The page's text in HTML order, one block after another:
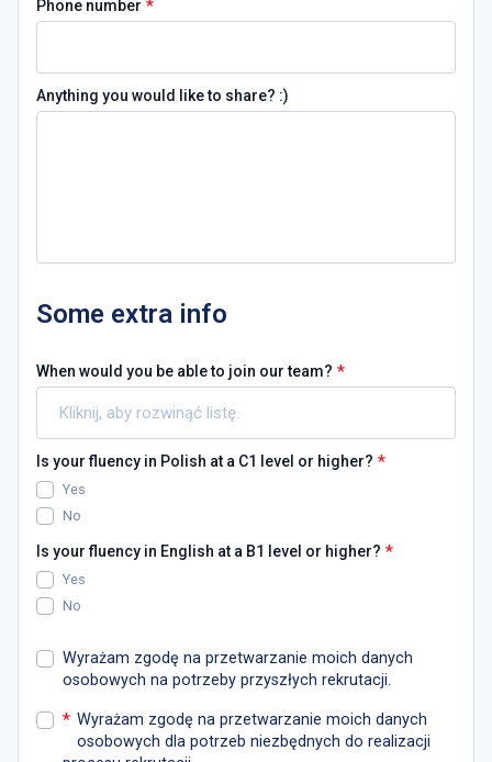
Phone number *
Anything you would like to share? :)
Some extra info
When would you be able to join our team? *
Is your fluency in Polish at a C1 level or higher? *
Yes
No
Is your fluency in English at a B1 level or higher? *
Yes
No
Wyrażam zgodę na przetwarzanie moich danych
osobowych na potrzeby przyszłych rekrutacji.
* Wyrażam zgodę na przetwarzanie moich danych
osobowych dla potrzeb niezbędnych do realizacji